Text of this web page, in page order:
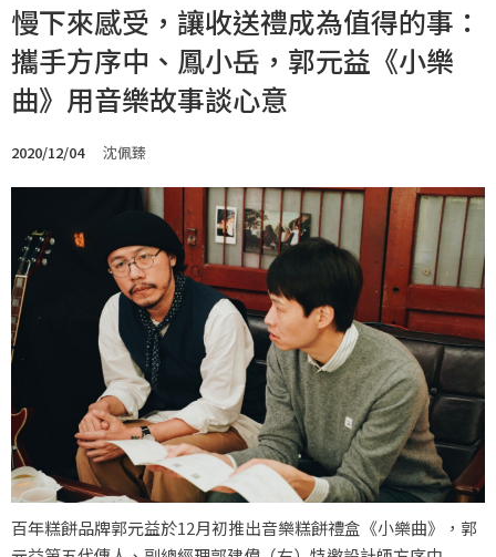
慢下來感受，讓收送禮成為值得的事：
攜手方序中、鳳小岳，郭元益《小樂
曲》用音樂故事談心意
2020/12/04 沈佩臻
百年糕餅品牌郭元益於12月初推出音樂糕餅禮盒《小樂曲》，郭